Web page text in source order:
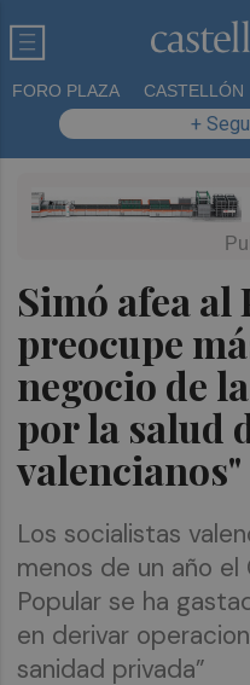
FORO PLAZA CASTELLÓN
+
Simó afea al
preocupe
negocio de
por la salud
valencianos"
Los socialistas
menos de un año
Popular se ha
en derivar
sanidad privada”